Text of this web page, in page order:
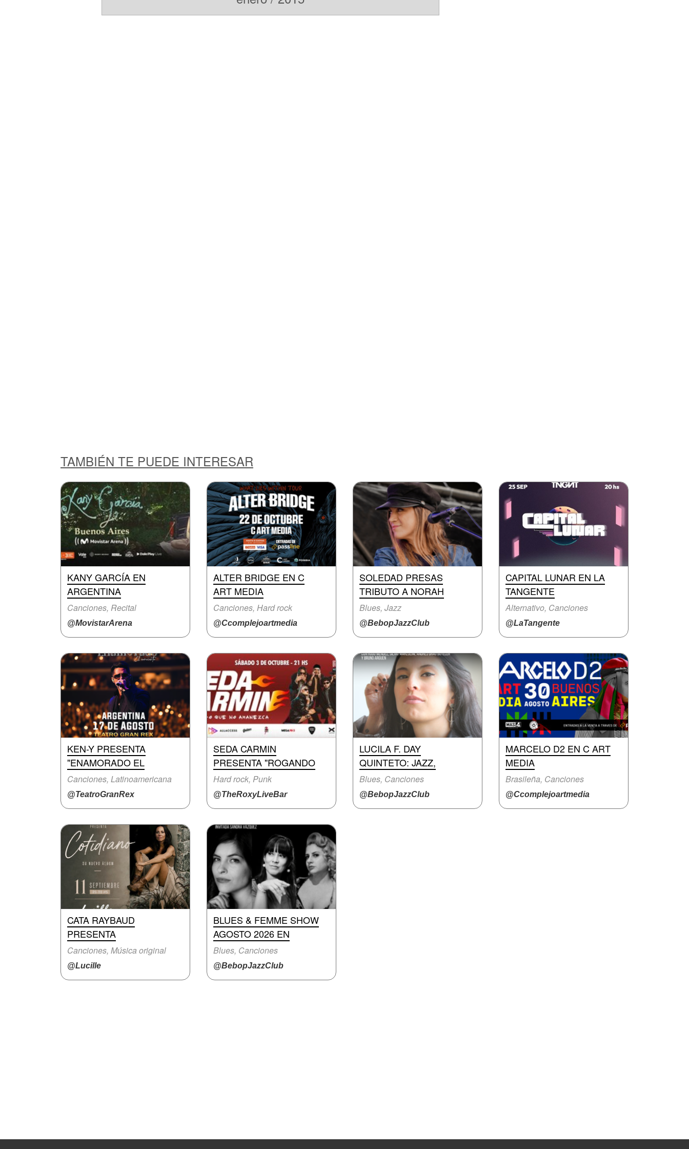
TAMBIÉN TE PUEDE INTERESAR
KANY GARCÍA EN
ARGENTINA
Canciones, Recital
@MovistarArena
ALTER BRIDGE EN C
ART MEDIA
Canciones, Hard rock
@Ccomplejoartmedia
SOLEDAD PRESAS
TRIBUTO A NORAH
Blues, Jazz
@BebopJazzClub
CAPITAL LUNAR EN LA
TANGENTE
Alternativo, Canciones
@LaTangente
KEN-Y PRESENTA
"ENAMORADO EL
Canciones, Latinoamericana
@TeatroGranRex
SEDA CARMIN
PRESENTA "ROGANDO
Hard rock, Punk
@TheRoxyLiveBar
LUCILA F. DAY
QUINTETO: JAZZ,
Blues, Canciones
@BebopJazzClub
MARCELO D2 EN C ART
MEDIA
Brasileña, Canciones
@Ccomplejoartmedia
CATA RAYBAUD
PRESENTA
Canciones, Música original
@Lucille
BLUES & FEMME SHOW
AGOSTO 2026 EN
Blues, Canciones
@BebopJazzClub